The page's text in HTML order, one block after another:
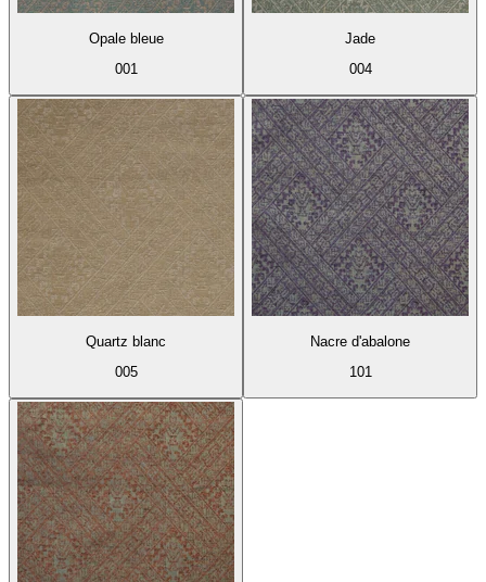
Opale bleue
001
Jade
004
Quartz blanc
005
Nacre d'abalone
101